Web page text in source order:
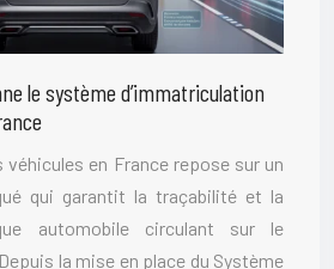
le système d’immatriculation
véhicules en France repose sur un
qui garantit la traçabilité et la
automobile circulant sur le
la mise en place du Système